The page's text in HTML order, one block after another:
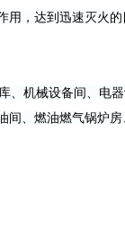
，达到迅速灭火的
机械设备间、电
、燃油燃气锅炉